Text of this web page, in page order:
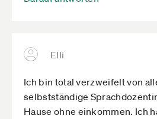
Elli
Ich bin total verzweifelt von
selbstständige
Hause ohne einkommen. Ich